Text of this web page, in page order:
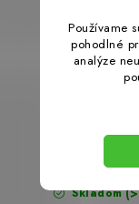
Používame
pohodlné
analýze
až 33 %
Skladom
€1,33